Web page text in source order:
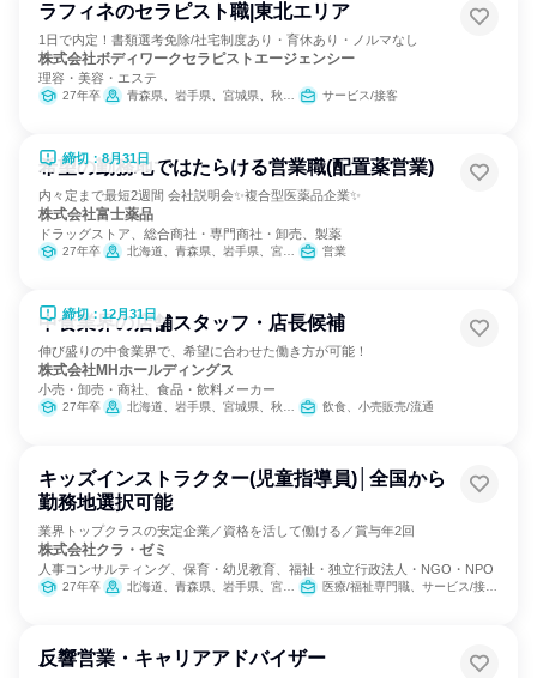
ラフィネのセラピスト職|東北エリア
1日で内定！書類選考免除/社宅制度あり・育休あり・ノルマなし
株式会社ボディワークセラピストエージェンシー
理容・美容・エステ
27年卒 青森県、岩手県、宮城県、秋田県、山形県、福島県 サービス/接客
締切：8月31日
希望の勤務地ではたらける営業職(配置薬営業)
内々定まで最短2週間 会社説明会✨複合型医薬品企業✨
株式会社富士薬品
ドラッグストア、総合商社・専門商社・卸売、製薬
27年卒 北海道、青森県、岩手県、宮城県、秋田県、山形県、福島県、茨城県、栃木県、群馬県、埼玉県、千葉県、東京都、神奈川県、新潟県、富山県、石川県、福井県、山梨県、長野県、岐阜県、静岡県、愛知県、三重県、滋賀県、京都府、大阪府、兵庫県、奈良県、和歌山県、鳥取県、島根県、岡山県、広島県、山口県、徳島県、香川県、愛媛県、高知県、福岡県、佐賀県、長崎県、熊本県、大分県、宮崎県、鹿児島県、沖縄県 営業
締切：12月31日
中食業界の店舗スタッフ・店長候補
伸び盛りの中食業界で、希望に合わせた働き方が可能！
株式会社MHホールディングス
小売・卸売・商社、食品・飲料メーカー
27年卒 北海道、岩手県、宮城県、秋田県、山形県、福島県、茨城県、栃木県、群馬県、埼玉県、千葉県、新潟県、富山県、石川県、福井県、山梨県、長野県、岐阜県、静岡県、愛知県、三重県、大阪府、兵庫県、奈良県、鳥取県、島根県、岡山県、広島県、山口県、徳島県、香川県、愛媛県、高知県、福岡県、佐賀県、長崎県、熊本県、大分県、宮崎県、鹿児島県 飲食、小売販売/流通
キッズインストラクター(児童指導員)│全国から
勤務地選択可能
業界トップクラスの安定企業／資格を活して働ける／賞与年2回
株式会社クラ・ゼミ
人事コンサルティング、保育・幼児教育、福祉・独立行政法人・NGO・NPO
27年卒 北海道、青森県、岩手県、宮城県、秋田県、山形県、福島県、茨城県、栃木県、群馬県、新潟県、石川県、長野県、岐阜県、静岡県、愛知県、三重県、滋賀県、京都府、大阪府、兵庫県、奈良県、和歌山県、岡山県、広島県、山口県、徳島県、香川県、福岡県、長崎県、熊本県、大分県、宮崎県 医療/福祉専門職、サービス/接客、教育/保育専門職
反響営業・キャリアアドバイザー